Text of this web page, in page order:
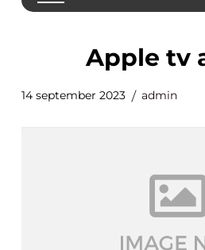
apple tv
14 september 2023 admin